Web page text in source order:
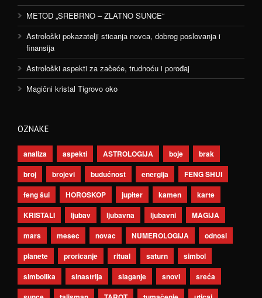
METOD „SREBRNO – ZLATNO SUNCE“
Astrološki pokazatelji sticanja novca, dobrog poslovanja i
finansija
Astrološki aspekti za začeće, trudnoću i porođaj
Magični kristal Tigrovo oko
OZNAKE
analiza aspekti ASTROLOGIJA boje
brak
broj
brojevi budućnost energija
FENG SHUI
feng šui
HOROSKOP jupiter kamen
karte
KRISTALI
ljubav ljubavna ljubavni
MAGIJA
mars
mesec novac NUMEROLOGIJA
odnosi
planete
proricanje ritual saturn
simbol
simbolika
sinastrija slaganje snovi
sreća